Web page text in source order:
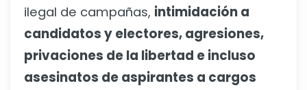
ilegal de campañas, intimidación a
candidatos y electores, agresiones,
privaciones de la libertad e incluso
asesinatos de aspirantes a cargos